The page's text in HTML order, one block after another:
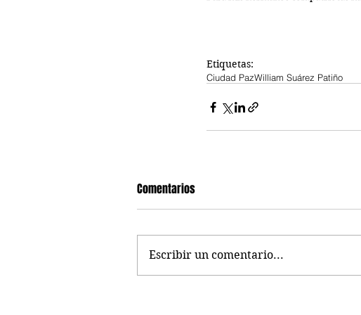
Etiquetas:
Ciudad PazWilliam Suárez Patiño
Comentarios
Escribir un comentario...